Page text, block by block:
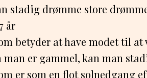
stadig drømme store
år
betyder at have modet til at
man er gammel, kan man
er som en flot solnedgang